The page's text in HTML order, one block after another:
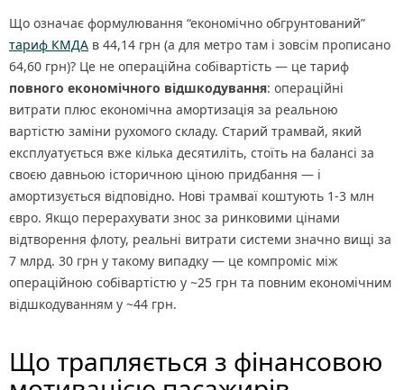
Що означає формулювання “економічно обгрунтований”
тариф КМДА в 44,14 грн (а для метро там і зовсім прописано
64,60 грн)? Це не операційна собівартість — це тариф
повного економічного відшкодування: операційні
витрати плюс економічна амортизація за реальною
вартістю заміни рухомого складу. Старий трамвай, який
експлуатується вже кілька десятиліть, стоїть на балансі за
своєю давньою історичною ціною придбання — і
амортизується відповідно. Нові трамваї коштують 1-3 млн
євро. Якщо перерахувати знос за ринковими цінами
відтворення флоту, реальні витрати системи значно вищі за
7 млрд. 30 грн у такому випадку — це компроміс між
операційною собівартістю у ~25 грн та повним економічним
відшкодуванням у ~44 грн.
Що трапляється з фінансовою